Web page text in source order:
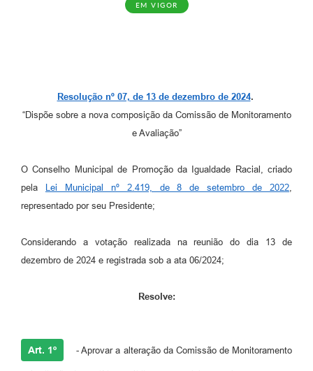
Galeria de Fotos
Contratos
Arquivos para Download
Galeria de Vídeos
Contas Públicas
Links
EM VIGOR
Resolução nº 07, de 13 de dezembro de 2024.
“Dispõe sobre a nova composição da Comissão de Monitoramento
e Avaliação”
O Conselho Municipal de Promoção da Igualdade Racial, criado
pela
Lei Municipal nº 2.419, de 8 de setembro de 2022,
representado por seu Presidente;
Considerando a votação realizada na reunião do dia 13 de
dezembro de 2024 e registrada sob a ata 06/2024;
Resolve:
Art. 1º - Aprovar a alteração da Comissão de Monitoramento